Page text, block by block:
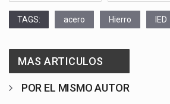
TAGS: acero Hierro IED
MAS ARTICULOS
POR EL MISMO AUTOR